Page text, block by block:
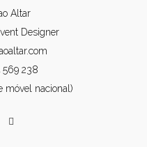
Altar
Designer
569 238
móvel nacional)